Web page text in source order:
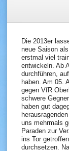
Die 2013er
neue Saison
erstmal viel
entwickeln. Ab
durchführen,
haben. Am 05.
gegen VfR
schwere
haben gut
uns mehrmals
Paraden zur
ins Tor
durchsetzen.